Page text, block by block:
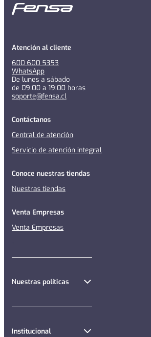
Atención al cliente
600 600 5353
WhatsApp
De lunes a sábado
de 09:00 a 19:00 horas
soporte@fensa.cl
Contáctanos
Central de atención
Servicio de atención integral
Conoce nuestras tiendas
Nuestras tiendas
Venta Empresas
Venta Empresas
Nuestras políticas
Institucional